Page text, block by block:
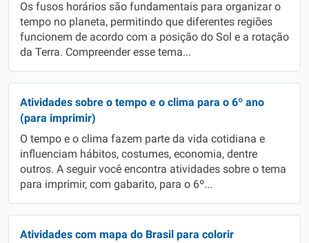
Os fusos horários são fundamentais para organizar o
tempo no planeta, permitindo que diferentes regiões
funcionem de acordo com a posição do Sol e a rotação
da Terra. Compreender esse tema...
Atividades sobre o tempo e o clima para o 6º ano
(para imprimir)
O tempo e o clima fazem parte da vida cotidiana e
influenciam hábitos, costumes, economia, dentre
outros. A seguir você encontra atividades sobre o tema
para imprimir, com gabarito, para o 6º...
Atividades com mapa do Brasil para colorir